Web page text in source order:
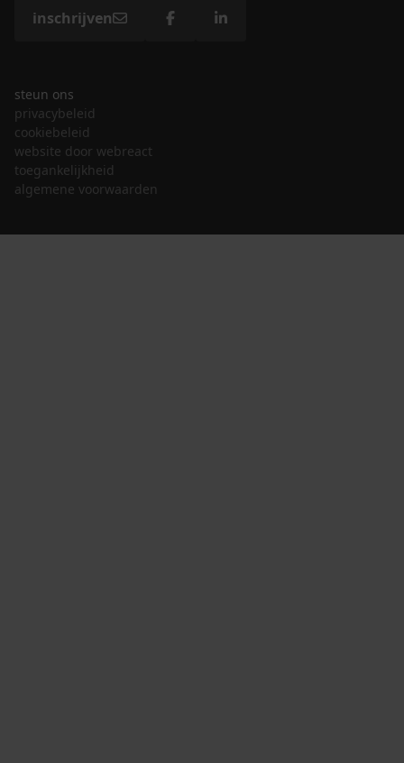
inschrijven
steun ons
privacybeleid
cookiebeleid
website door webreact
toegankelijkheid
algemene voorwaarden